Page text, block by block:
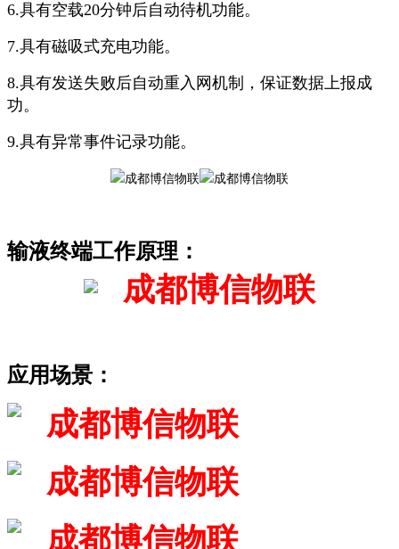
6.具有空载20分钟后自动待机功能。
7.具有磁吸式充电功能。
8.具有发送失败后自动重入网机制，保证数据上报成
功。
9.具有异常事件记录功能。
输液终端工作原理：
应用场景：